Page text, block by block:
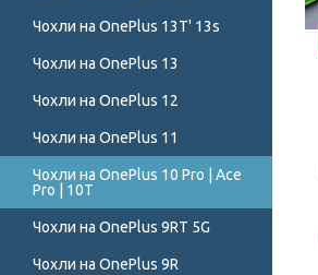
Чохли на OnePlus 13T' 13s
Чохли на OnePlus 13
Чохли на OnePlus 12
Чохли на OnePlus 11
Чохли на OnePlus 10 Pro | Ace
Pro | 10T
Чохли на OnePlus 9RT 5G
Чохли на OnePlus 9R